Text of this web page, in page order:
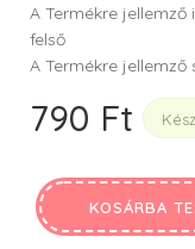
A Termékre
felső
A Termékre jellemző
790 Ft
KOSÁRBA